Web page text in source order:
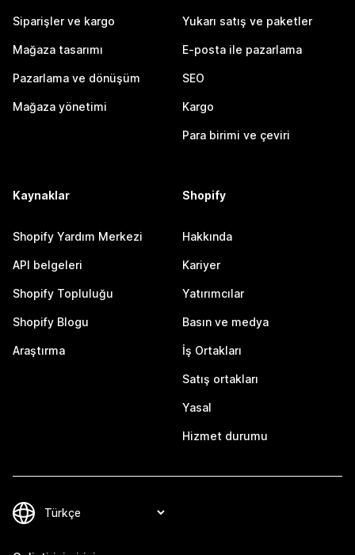
Siparişler ve kargo
Mağaza tasarımı
Pazarlama ve dönüşüm
Mağaza yönetimi
Yukarı satış ve paketler
E-posta ile pazarlama
SEO
Kargo
Para birimi ve çeviri
Kaynaklar
Shopify Yardım Merkezi
API belgeleri
Shopify Topluluğu
Shopify Blogu
Araştırma
Shopify
Hakkında
Kariyer
Yatırımcılar
Basın ve medya
İş Ortakları
Satış ortakları
Yasal
Hizmet durumu